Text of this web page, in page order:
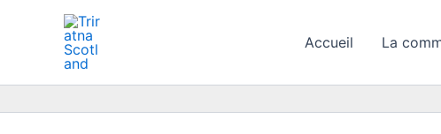
Accueil La